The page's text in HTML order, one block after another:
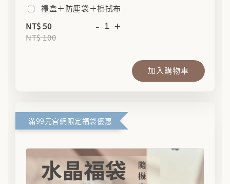
禮盒＋防塵袋＋擦拭布
NT$ 50
NT$ 100
- +
加入購物車
滿99元官網限定福袋優惠